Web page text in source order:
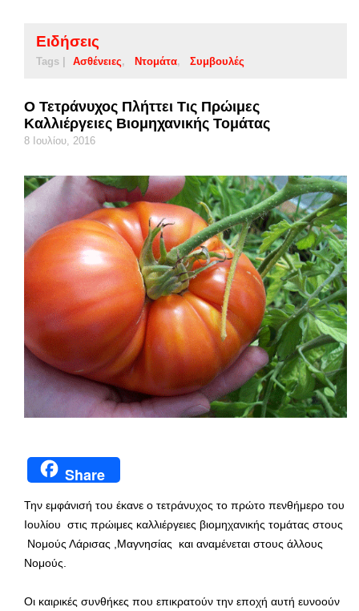
Ειδήσεις
Tags | Ασθένειες Ντομάτα Συμβουλές
Ο Τετράνυχος Πλήττει Τις Πρώιμες
Καλλιέργειες Βιομηχανικής Τομάτας
8 Ιουλίου, 2016
Share
Την εμφάνισή του έκανε ο τετράνυχος το πρώτο πενθήμερο του
Ιουλίου στις πρώιμες καλλιέργειες βιομηχανικής τομάτας στους
Νομούς Λάρισας ,Μαγνησίας και αναμένεται στους άλλους
Νομούς.
Οι καιρικές συνθήκες που επικρατούν την εποχή αυτή ευνοούν